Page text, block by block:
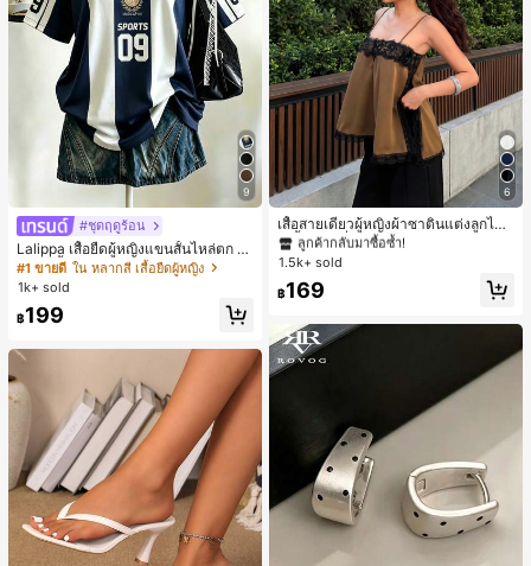
9
#ชุดฤดูร้อน
Lalippa เสื้อยืดผู้หญิงแขนสั้นไหล่ตก ค
อวีปกเสื้อ ลายพิมพ์ดิจิทัลลายทาง สไตล์
สปอร์ตแฟชั่นมินิมอล ของขวัญสำหรับเ
พื่อน
#1 ขายดี ใน หลากสี เสื้อยืดผู้หญิง
1k+ sold
฿199
6
เสื้อสายเดี่ยวผู้หญิงผ้าซาตินแต่งลูกไม้
- เสื้อสายเดี่ยวฤดูร้อนสีคากีมีรอยผ่าด้า
นข้างที่น่าดึงดูดแบบสบายๆ
#1 ขายดี
ใน สีกากี เสื้อสตรี เสื้อเบลาส์ & Tee
ลูกค้ากลับมาซื้อซ้ำ!
#1 ขายดี
ใน สีกากี เสื้อสตรี เสื้อเบลาส์ & Tee
ลูกค้ากลับมาซื้อซ้ำ!
#1 ขายดี
ใน สีกากี เสื้อสตรี เสื้อเบลาส์ & Tee
ลูกค้ากลับมาซื้อซ้ำ!
#1 ขายดี
ลูกค้ากลับมาซื้อซ้ำ!
1.5k+ sold
฿169